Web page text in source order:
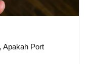
Apakah Port